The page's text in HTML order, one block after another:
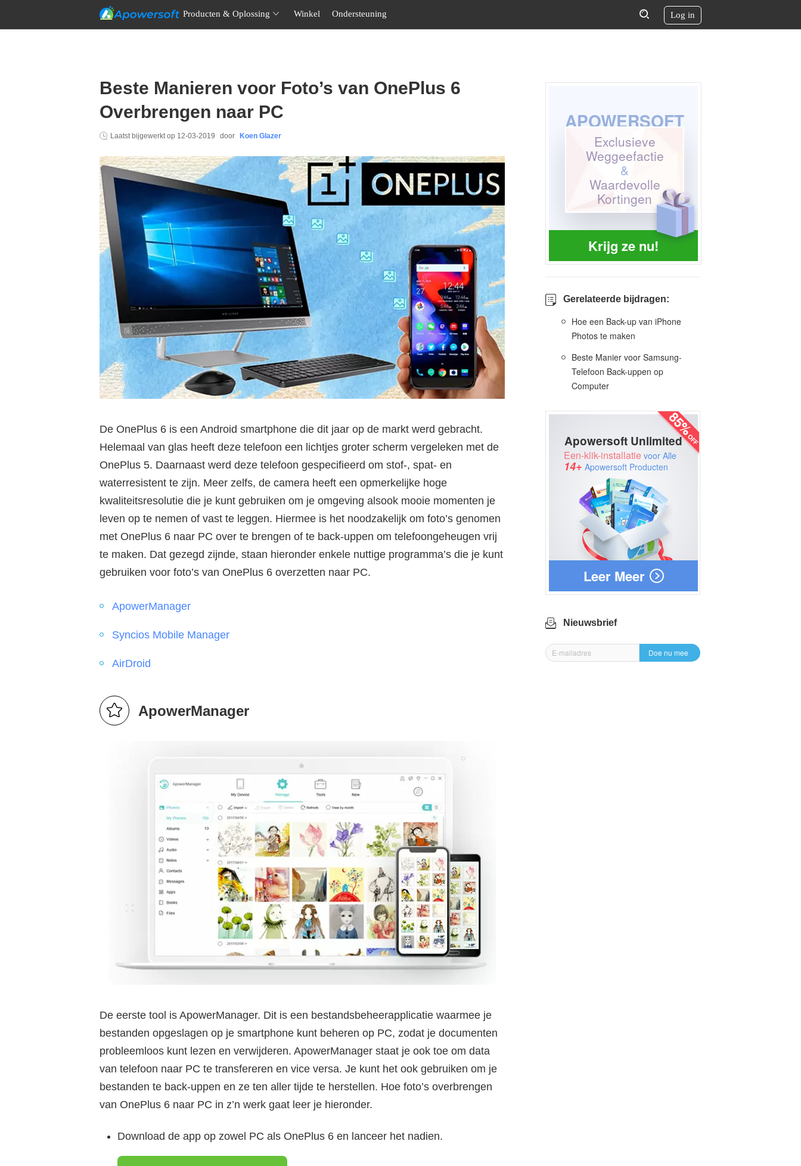
Producten & Oplossing Winkel Ondersteuning Log in
Beste Manieren voor Foto’s van OnePlus 6
Overbrengen naar PC
Laatst bijgewerkt op 12-03-2019 door Koen Glazer
De OnePlus 6 is een Android smartphone die dit jaar op de markt werd gebracht.
Helemaal van glas heeft deze telefoon een lichtjes groter scherm vergeleken met de
OnePlus 5. Daarnaast werd deze telefoon gespecifieerd om stof-, spat- en
waterresistent te zijn. Meer zelfs, de camera heeft een opmerkelijke hoge
kwaliteitsresolutie die je kunt gebruiken om je omgeving alsook mooie momenten je
leven op te nemen of vast te leggen. Hiermee is het noodzakelijk om foto’s genomen
met OnePlus 6 naar PC over te brengen of te back-uppen om telefoongeheugen vrij
te maken. Dat gezegd zijnde, staan hieronder enkele nuttige programma’s die je kunt
gebruiken voor foto’s van OnePlus 6 overzetten naar PC.
ApowerManager
Syncios Mobile Manager
AirDroid
ApowerManager
De eerste tool is ApowerManager. Dit is een bestandsbeheerapplicatie waarmee je
bestanden opgeslagen op je smartphone kunt beheren op PC, zodat je documenten
probleemloos kunt lezen en verwijderen. ApowerManager staat je ook toe om data
van telefoon naar PC te transfereren en vice versa. Je kunt het ook gebruiken om je
bestanden te back-uppen en ze ten aller tijde te herstellen. Hoe foto’s overbrengen
van OnePlus 6 naar PC in z’n werk gaat leer je hieronder.
Download de app op zowel PC als OnePlus 6 en lanceer het nadien.
Krijg ze nu!
APOWERSOFT
Exclusieve
Weggeefactie
&
Waardevolle
Kortingen
Gerelateerde bijdragen:
Hoe een Back-up van iPhone
Photos te maken
Beste Manier voor Samsung-
Telefoon Back-uppen op
Computer
Leer Meer
Apowersoft Unlimited
Een-klik-installatie voor Alle
14+ Apowersoft Producten
Nieuwsbrief
Doe nu mee